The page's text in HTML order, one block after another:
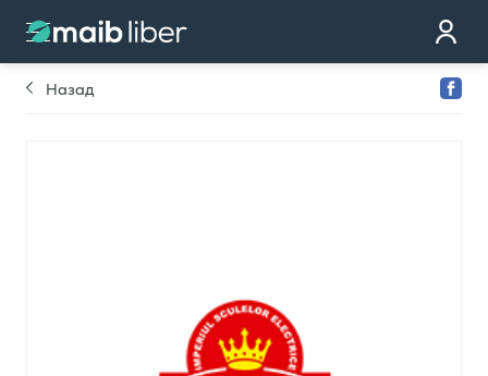
Контакт
стать клиентом
Назад